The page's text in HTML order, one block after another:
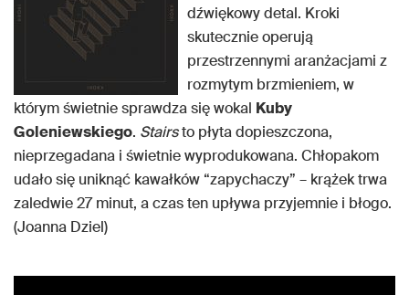
dźwiękowy detal. Kroki
skutecznie operują
przestrzennymi aranżacjami z
rozmytym brzmieniem, w
którym świetnie sprawdza się wokal Kuby
Goleniewskiego. Stairsto płyta dopieszczona,
nieprzegadana i świetnie wyprodukowana. Chłopakom
udało się uniknąć kawałków “zapychaczy” – krążek trwa
zaledwie 27 minut, a czas ten upływa przyjemnie i błogo.
(Joanna Dziel)